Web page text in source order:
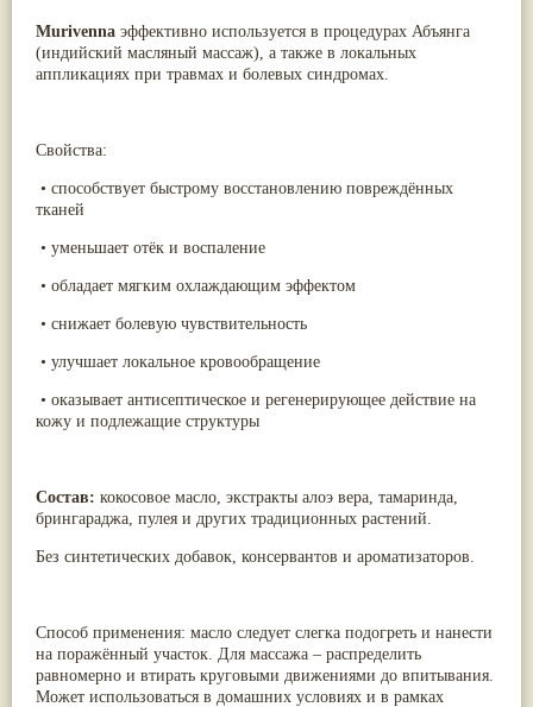
Murivenna эффективно используется в процедурах Абъянга
(индийский масляный массаж), а также в локальных
аппликациях при травмах и болевых синдромах.
Свойства:
• способствует быстрому восстановлению повреждённых
тканей
• уменьшает отёк и воспаление
• обладает мягким охлаждающим эффектом
• снижает болевую чувствительность
• улучшает локальное кровообращение
• оказывает антисептическое и регенерирующее действие на
кожу и подлежащие структуры
Состав: кокосовое масло, экстракты алоэ вера, тамаринда,
брингараджа, пулея и других традиционных растений.
Без синтетических добавок, консервантов и ароматизаторов.
Способ применения: масло следует слегка подогреть и нанести
на поражённый участок. Для массажа – распределить
равномерно и втирать круговыми движениями до впитывания.
Может использоваться в домашних условиях и в рамках
Ашока(9)
Вишня гималайская(9)
Данти(9)
Юстиция сосудистая/Васака
Каранджа(8)
Касторовое масло
Мята(8)
more...